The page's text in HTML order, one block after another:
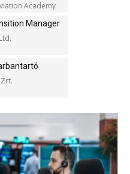
Academy
Manager